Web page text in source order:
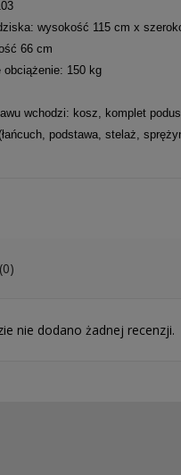
wysokość 115 cm x
66 cm
obciążenie: 150 kg
wchodzi: kosz, komplet
podstawa, stelaż,
nie dodano żadnej recenzji.